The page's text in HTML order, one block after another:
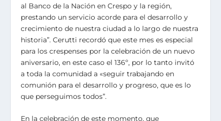
al Banco de la Nación en Crespo y la región,
prestando un servicio acorde para el desarrollo y
crecimiento de nuestra ciudad a lo largo de nuestra
historia”. Cerutti recordó que este mes es especial
para los crespenses por la celebración de un nuevo
aniversario, en este caso el 136º, por lo tanto invitó
a toda la comunidad a «seguir trabajando en
comunión para el desarrollo y progreso, que es lo
que perseguimos todos”.
En la celebración de este momento, que